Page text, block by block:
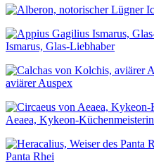
Ismarus, Glas-Liebhaber
aviärer Auspex
Aeaea, Kykeon-Küchenmeisterin
Panta Rhei